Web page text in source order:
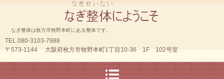
なぎ整体は枚方市牧野本町にある整体です。
TEL.080-3103-7988
〒573-1144 大阪府枚方市牧野本町1丁目10-36 1F 102号室